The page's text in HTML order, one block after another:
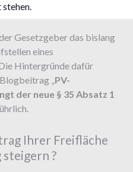
Gesetzgeber das bislang
eines
Hintergründe dafür
„PV-
der neue § 35 Absatz 1
Ihrer Freifläche
?